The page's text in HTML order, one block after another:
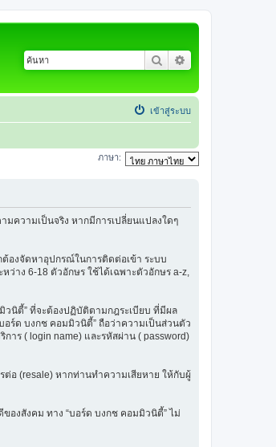
ค้นหา
เข้าสู่ระบบ
ภาษา:
ามความเป็นจริง หากมีการเปลี่ยนแปลงใดๆ
องจัดหาอุปกรณ์ในการติดต่อเข้า ระบบ
ว่าง 6-18 ตัวอักษร ใช้ได้เฉพาะตัวอักษร a-z,
วนิตี้” ที่จะต้องปฏิบัติตามกฎระเบียบ ที่มีผล
อร์ด บงกช คอมมิวนิตี้” ถือว่าความเป็นส่วนตัว
าร ( login name) และรหัสผ่าน ( password)
ต่อ (resale) หากท่านทำความเสียหาย ให้กับผู้
องสังคม ทาง “บอร์ด บงกช คอมมิวนิตี้” ไม่